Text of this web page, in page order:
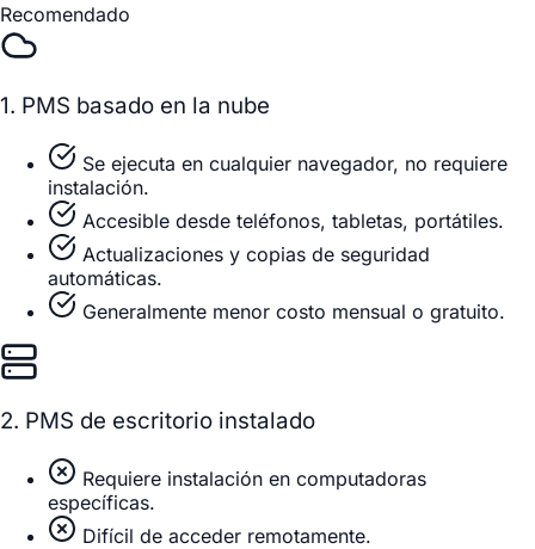
Recomendado
1. PMS basado en la nube
Se ejecuta en cualquier navegador, no requiere
instalación.
Accesible desde teléfonos, tabletas, portátiles.
Actualizaciones y copias de seguridad
automáticas.
Generalmente menor costo mensual o gratuito.
2. PMS de escritorio instalado
Requiere instalación en computadoras
específicas.
Difícil de acceder remotamente.